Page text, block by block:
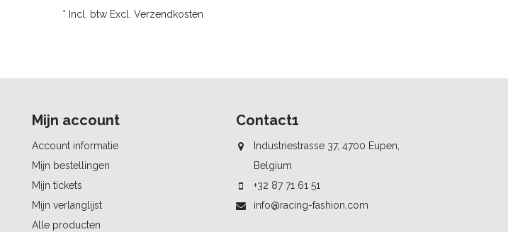
* Incl. btw Excl. Verzendkosten
Mijn account
Account informatie
Mijn bestellingen
Mijn tickets
Mijn verlanglijst
Alle producten
Contact1
Industriestrasse 37, 4700 Eupen,
Belgium
+32 87 71 61 51
info@racing-fashion.com